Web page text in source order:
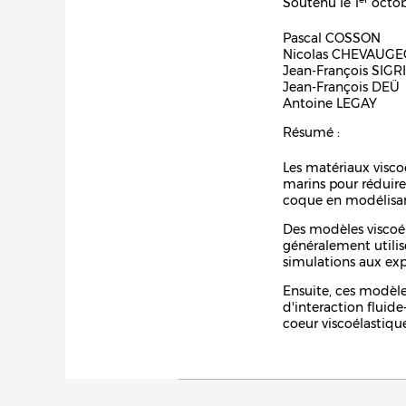
Pascal COSSON
Nicolas
Jean-François
Jean-François DEÜ
Antoine LEGAY
Résumé :
Les matériaux
marins pour
coque en
Des modèles
généralement
simulations aux
Ensuite, ces
d'interaction
coeur